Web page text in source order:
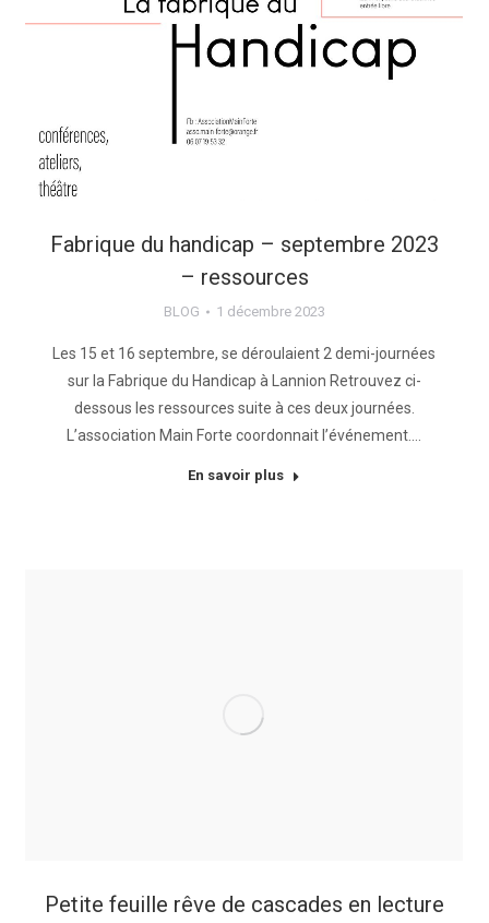
Fabrique du handicap – septembre 2023
– ressources
BLOG 1 décembre 2023
Les 15 et 16 septembre, se déroulaient 2 demi-journées
sur la Fabrique du Handicap à Lannion Retrouvez ci-
dessous les ressources suite à ces deux journées.
L’association Main Forte coordonnait l’événement.…
En savoir plus
Petite feuille rêve de cascades en lecture